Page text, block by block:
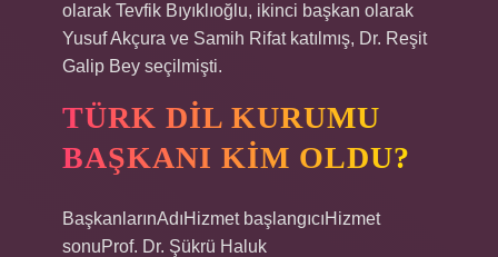
olarak Tevfik Bıyıklıoğlu, ikinci başkan olarak
Yusuf Akçura ve Samih Rifat katılmış, Dr. Reşit
Galip Bey seçilmişti.
TÜRK DIL KURUMU
BAŞKANI KIM OLDU?
BaşkanlarınAdıHizmet başlangıcıHizmet
sonuProf. Dr. Şükrü Haluk